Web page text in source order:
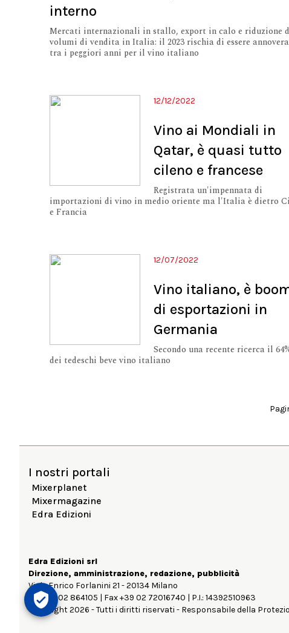
interno
Mercati internazionali in stallo, export in calo e riduzione
volumi di vendita in Italia: il 2023 rischia di essere
tra i peggiori anni per il vino italiano
12/12/2022
Vino ai Mondiali in
Qatar, è quasi tutto
cileno e francese
Registrata un'impennata di
importazioni di vino in medio oriente ma l'Italia è dietro
e Francia
12/07/2022
Vino italiano, è
di esportazioni in
Germania
Secondo una recente ricerca il
dei tedeschi beve vino italiano
I nostri portali
Mixerplanet
Mixermagazine
Edra Edizioni
Edra Edizioni srl
Direzione, amministrazione, redazione, pubblicità
Viale Enrico Forlanini 21 - 20134 Milano
Tel. +39 02 864105 | Fax +39 02 72016740 | P.I.: 14392510963
Copyright 2026 - Tutti i diritti riservati - Responsabile della